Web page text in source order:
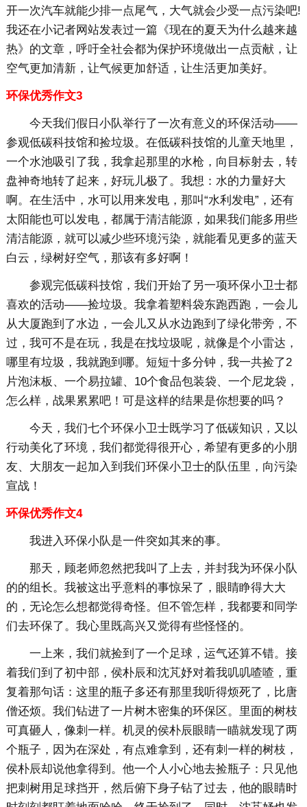
开一次汽车就能少排一点尾气，大气就会少受一点污染吧!
我还在小记者网站发表过一篇《现在的夏天为什么越来越
热》的文章，呼吁全社会都为保护环境做出一点贡献，让
空气更加清新，让气候更加舒适，让生活更加美好。
环保优秀作文3
今天我们假日小队举行了一次有意义的环保活动——
参观低碳科技馆和捡垃圾。在低碳科技馆的儿童天地里，
一个水池吸引了我，我拿起那里的水枪，向目标射去，转
盘神奇地转了起来，好玩儿极了。我想：水的力量好大
啊。在生活中，水可以用来发电，那叫“水利发电”，还有
太阳能也可以发电，都属于清洁能源，如果我们能多用些
清洁能源，就可以减少些环境污染，就能看见更多的蓝天
白云，绿树好空气，那该有多好啊！
参观完低碳科技馆，我们开始了另一项环保小卫士都
喜欢的活动——捡垃圾。我拿着塑料袋东跑西跑，一会儿
从大厦跑到了水边，一会儿又从水边跑到了绿化带旁，不
过，我可不是在玩，我是在找垃圾呢，就像是个小雷达，
哪里有垃圾，我就跑到哪。短短十多分钟，我一共捡了2
片泡沫板、一个易拉罐、10个食品包装袋、一个尼龙袋，
怎么样，战果累累吧！可是这样的结果是你想要的吗？
今天，我们七个环保小卫士既学习了低碳知识，又以
行动美化了环境，我们都觉得很开心，希望有更多的小朋
友、大朋友一起加入到我们环保小卫士的队伍里，向污染
宣战！
环保优秀作文4
我进入环保小队是一件突如其来的事。
那天，顾老师忽然把我叫了上去，并封我为环保小队
的的组长。我被这出乎意料的事惊呆了，眼睛睁得大大
的，无论怎么想都觉得奇怪。但不管怎样，我都要和同学
们去环保了。我心里既高兴又觉得有些怪怪的。
一上来，我们就捡到了一个足球，运气还算不错。接
着我们到了初中部，侯朴辰和沈芃妤对着我叽叽喳喳，重
复着那句话：这里的瓶子多还有那里我听得烦死了，比唐
僧还烦。我们钻进了一片树木密集的环保区。里面的树枝
可真砸人，像刺一样。机灵的侯朴辰眼睛一瞄就发现了两
个瓶子，因为在深处，有点难拿到，还有刺一样的树枝，
侯朴辰却说他拿得到。他一个人小心地去捡瓶子：只见他
把刺树用足球挡开，然后俯下身子钻了过去，他的眼睛时